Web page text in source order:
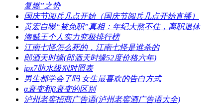
复燃”之势
​国庆节阅兵几点开始（国庆节阅兵几点开始直播）
​黄宏自曝“被免职”真相：年纪大熬不住，离职退休
​海贼王个人实力究极排行榜
​江南七怪怎么死的，江南七怪是谁杀的
​郎酒天时缘(郎酒天时缘52度价格六年)
​ipx7防水级别对照表
​男生都学会了吗 女生最喜欢的告白方式
​α衰变和β衰变的区别
​泸州老窖招商广告语(泸州老窖酒广告语大全)